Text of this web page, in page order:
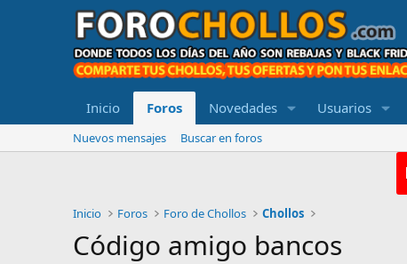
Inicio Foros Novedades Usuarios
Nuevos mensajes Buscar en foros
Inicio Foros Foro de Chollos Chollos
Código amigo bancos